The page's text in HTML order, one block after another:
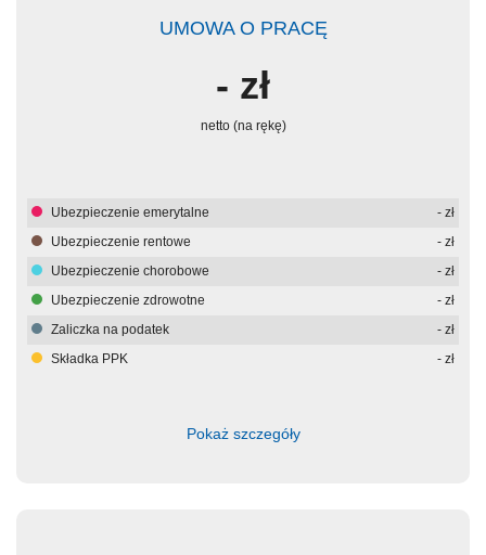
UMOWA O PRACĘ
- zł
netto (na rękę)
Ubezpieczenie emerytalne - zł
Ubezpieczenie rentowe
- zł
Ubezpieczenie chorobowe
- zł
Ubezpieczenie zdrowotne
- zł
Zaliczka na podatek
- zł
Składka PPK
- zł
Pokaż szczegóły